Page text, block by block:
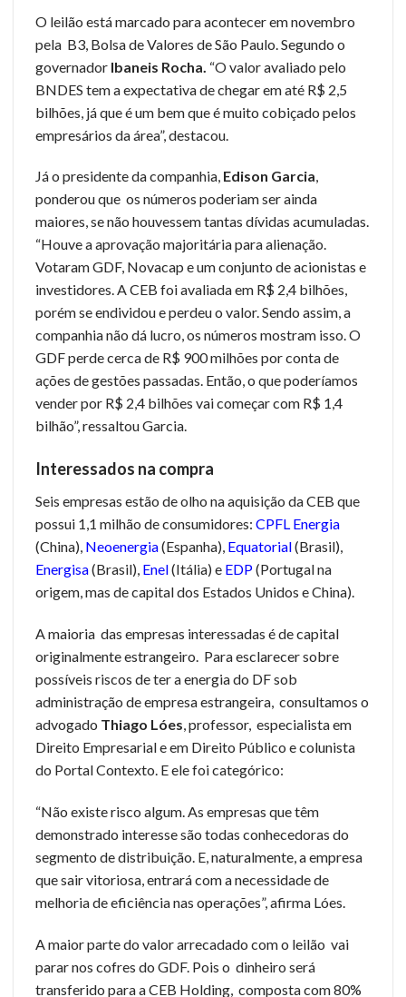
O leilão está marcado para acontecer em novembro
pela B3, Bolsa de Valores de São Paulo. Segundo o
governador Ibaneis Rocha. “O valor avaliado pelo
BNDES tem a expectativa de chegar em até R$ 2,5
bilhões, já que é um bem que é muito cobiçado pelos
empresários da área”, destacou.
Já o presidente da companhia, Edison Garcia,
ponderou que os números poderiam ser ainda
maiores, se não houvessem tantas dívidas acumuladas.
“Houve a aprovação majoritária para alienação.
Votaram GDF, Novacap e um conjunto de acionistas e
investidores. A CEB foi avaliada em R$ 2,4 bilhões,
porém se endividou e perdeu o valor. Sendo assim, a
companhia não dá lucro, os números mostram isso. O
GDF perde cerca de R$ 900 milhões por conta de
ações de gestões passadas. Então, o que poderíamos
vender por R$ 2,4 bilhões vai começar com R$ 1,4
bilhão”, ressaltou Garcia.
Interessados na compra
Seis empresas estão de olho na aquisição da CEB que
possui 1,1 milhão de consumidores: CPFL Energia
(China), Neoenergia(Espanha), Equatorial(Brasil),
Energisa(Brasil), Enel(Itália) e EDP(Portugal na
origem, mas de capital dos Estados Unidos e China).
A maioria das empresas interessadas é de capital
originalmente estrangeiro. Para esclarecer sobre
possíveis riscos de ter a energia do DF sob
administração de empresa estrangeira, consultamos o
advogado Thiago Lóes, professor, especialista em
Direito Empresarial e em Direito Público e colunista
do Portal Contexto. E ele foi categórico:
“Não existe risco algum. As empresas que têm
demonstrado interesse são todas conhecedoras do
segmento de distribuição. E, naturalmente, a empresa
que sair vitoriosa, entrará com a necessidade de
melhoria de eficiência nas operações”, afirma Lóes.
A maior parte do valor arrecadado com o leilão vai
parar nos cofres do GDF. Pois o dinheiro será
transferido para a CEB Holding, composta com 80%